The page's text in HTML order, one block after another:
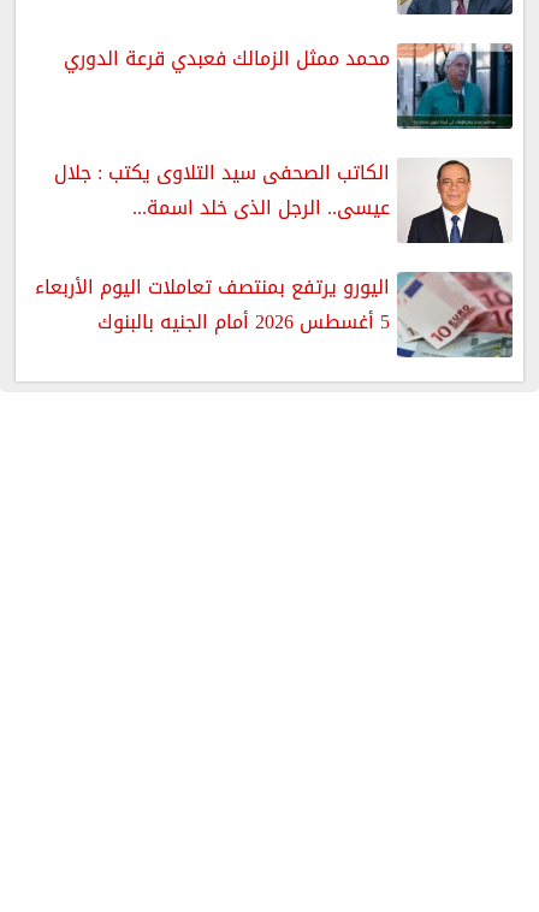
محمد ممثل الزمالك فعبدي قرعة الدوري
الكاتب الصحفى سيد التلاوى يكتب : جلال
عيسى.. الرجل الذى خلد اسمة...
اليورو يرتفع بمنتصف تعاملات اليوم الأربعاء
5 أغسطس 2026 أمام الجنيه بالبنوك